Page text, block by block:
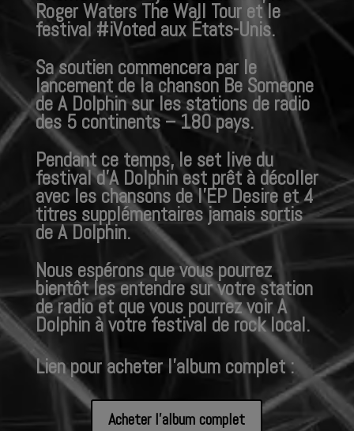
Roger Waters The Wall Tour et le
festival #iVoted aux États-Unis.
Sa soutien commencera par le
lancement de la chanson Be Someone
de A Dolphin sur les stations de radio
des 5 continents – 180 pays.
Pendant ce temps, le set live du
festival d’A Dolphin est prêt à décoller
avec les chansons de l’EP Desire et 4
titres supplémentaires jamais sortis
de A Dolphin.
Nous espérons que vous pourrez
bientôt les entendre sur votre station
de radio et que vous pourrez voir A
Dolphin à votre festival de rock local.
Lien pour acheter l’album complet :
Acheter l'album complet